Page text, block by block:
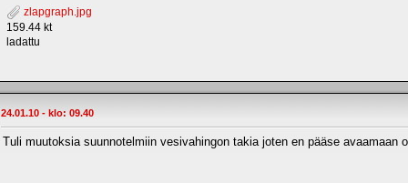
zlapgraph.jpg
159.44 kt
ladattu
24.01.10 - klo: 09.40
Tuli muutoksia suunnotelmiin vesivahingon takia joten en pääse avaamaan